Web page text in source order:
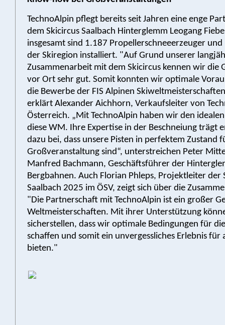
TechnoAlpin pflegt bereits seit Jahren eine enge
dem Skicircus Saalbach Hinterglemm Leogang
insgesamt sind 1.187 Propellerschneeerzeuger und
der Skiregion installiert. "Auf Grund unserer
Zusammenarbeit mit dem Skicircus kennen wir die
vor Ort sehr gut. Somit konnten wir optimale
die Bewerbe der FIS Alpinen
erklärt Alexander Aichhorn, Verkaufsleiter von
Österreich. „Mit TechnoAlpin haben wir den
diese WM. Ihre Expertise in der Beschneiung trägt
dazu bei, dass unsere Pisten in perfektem Zustand
Großveranstaltung sind“, unterstreichen Peter
Manfred Bachmann, Geschäftsführer der
Bergbahnen. Auch Florian Phleps, Projektleiter der
Saalbach 2025 im ÖSV, zeigt sich über die
"Die Partnerschaft mit TechnoAlpin ist ein großer
Weltmeisterschaften. Mit ihrer Unterstützung
sicherstellen, dass wir optimale Bedingungen für
schaffen und somit ein unvergessliches Erlebnis für
bieten."